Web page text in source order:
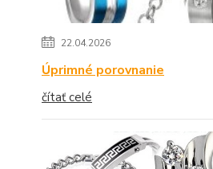
22.04.2026
Úprimné porovnanie
čítať celé